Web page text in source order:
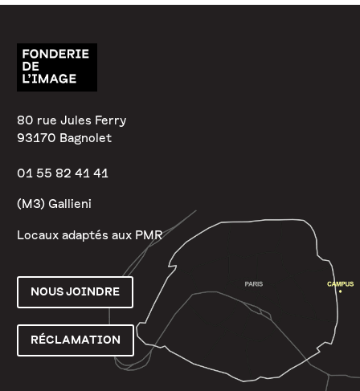
80 rue Jules Ferry
93170 Bagnolet
01 55 82 41 41
(M3) Gallieni
Locaux adaptés aux PMR
NOUS JOINDRE
RÉCLAMATION